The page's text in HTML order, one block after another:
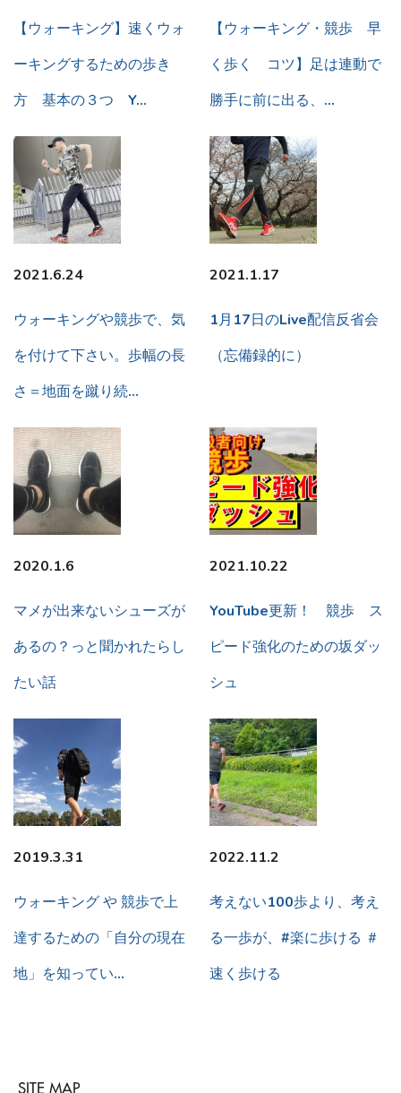
【ウォーキング】速くウォ
ーキングするための歩き
方 基本の３つ Y…
【ウォーキング・競歩 早
く歩く コツ】足は連動で
勝手に前に出る、…
2021.6.24
ウォーキングや競歩で、気
を付けて下さい。歩幅の長
さ＝地面を蹴り続…
2021.1.17
1月17日のLive配信反省会
（忘備録的に）
2020.1.6
マメが出来ないシューズが
あるの？っと聞かれたらし
たい話
2021.10.22
YouTube更新！ 競歩 ス
ピード強化のための坂ダッ
シュ
2019.3.31
ウォーキング や 競歩で上
達するための「自分の現在
地」を知ってい…
2022.11.2
考えない100歩より、考え
る一歩が、#楽に歩ける ＃
速く歩ける
SITE MAP